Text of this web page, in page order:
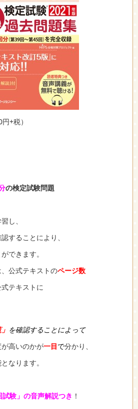
+税）
の検定試験問題
し、
することにより、
できます。
公式テキストのページ数
テキストに
を確認することによって
高いのかが一目で分かり、
なります。
試験」の音声解説つき ！